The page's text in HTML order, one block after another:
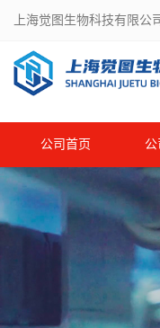
上海觉图生物科技有限公司
公司首页 公